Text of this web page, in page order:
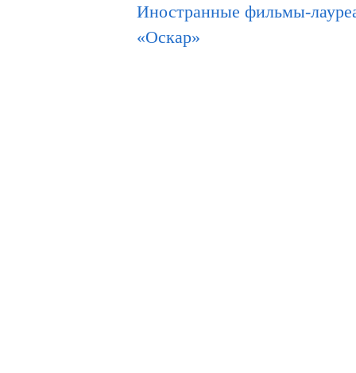
Иностранные фильмы-
«Оскар»